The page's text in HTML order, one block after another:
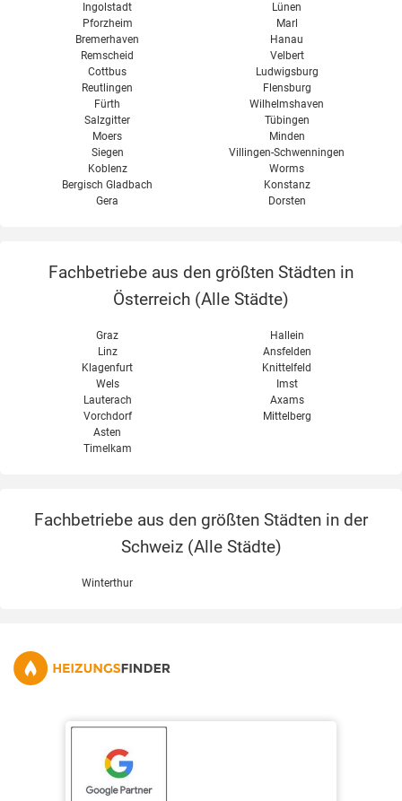
Ingolstadt
Pforzheim
Bremerhaven
Remscheid
Cottbus
Reutlingen
Fürth
Salzgitter
Moers
Siegen
Koblenz
Bergisch Gladbach
Gera
Lünen
Marl
Hanau
Velbert
Ludwigsburg
Flensburg
Wilhelmshaven
Tübingen
Minden
Villingen-Schwenningen
Worms
Konstanz
Dorsten
Fachbetriebe aus den größten Städten in
Österreich (Alle Städte)
Graz
Linz
Klagenfurt
Wels
Hallein
Ansfelden
Knittelfeld
Imst
Lauterach
Vorchdorf
Asten
Timelkam
Axams
Mittelberg
Fachbetriebe aus den größten Städten in der
Schweiz (Alle Städte)
Winterthur